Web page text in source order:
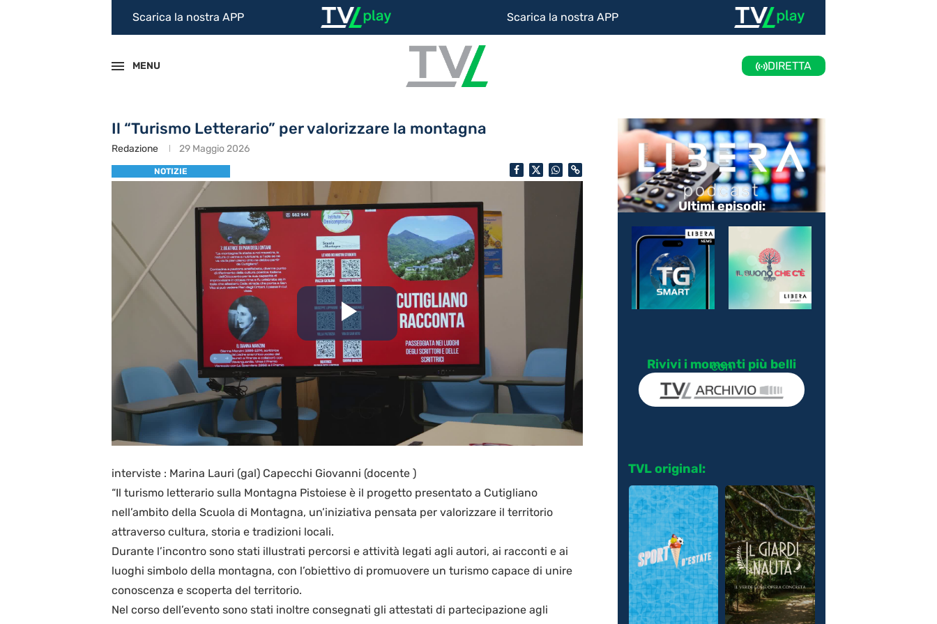
Scarica la nostra APP Scarica la nostra APP
MENU DIRETTA
Il “Turismo Letterario” per valorizzare la montagna
Redazione 29 Maggio 2026
NOTIZIE
Riproduci
video
interviste : Marina Lauri (gal) Capecchi Giovanni (docente )
“Il turismo letterario sulla Montagna Pistoiese è il progetto presentato a Cutigliano
nell’ambito della Scuola di Montagna, un’iniziativa pensata per valorizzare il territorio
attraverso cultura, storia e tradizioni locali.
Durante l’incontro sono stati illustrati percorsi e attività legati agli autori, ai racconti e ai
luoghi simbolo della montagna, con l’obiettivo di promuovere un turismo capace di unire
conoscenza e scoperta del territorio.
Nel corso dell’evento sono stati inoltre consegnati gli attestati di partecipazione agli
Ultimi episodi:
Rivivi i momenti più belli
con
TVL original: